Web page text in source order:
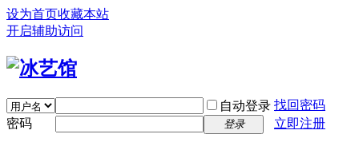
设为首页收藏本站
开启辅助访问
自动登录 找回密码
密码
登录 立即注册